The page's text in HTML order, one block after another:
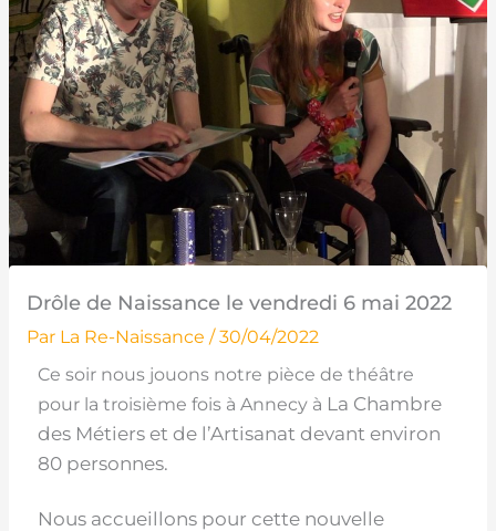
Drôle de Naissance le vendredi 6 mai 2022
Par La Re-Naissance /30/04/2022
Ce soir nous jouons notre pièce de théâtre
pour la troisième fois à Annecy à La Chambre
des Métiers et de l’Artisanat devant environ
80 personnes.
Nous accueillons pour cette nouvelle